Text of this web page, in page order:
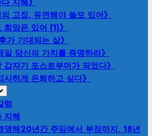
의 고집, 유연해야 쓸모 있어》
희망은 있어 (1)》
가 기대되는 삶》
일 당신의 가치를 증명하라》
갑자기 포스트부머가 되었다》
사하게 은퇴하고 싶다》
럼
지혜
영해20년간 주임에서 부장까지, 18년